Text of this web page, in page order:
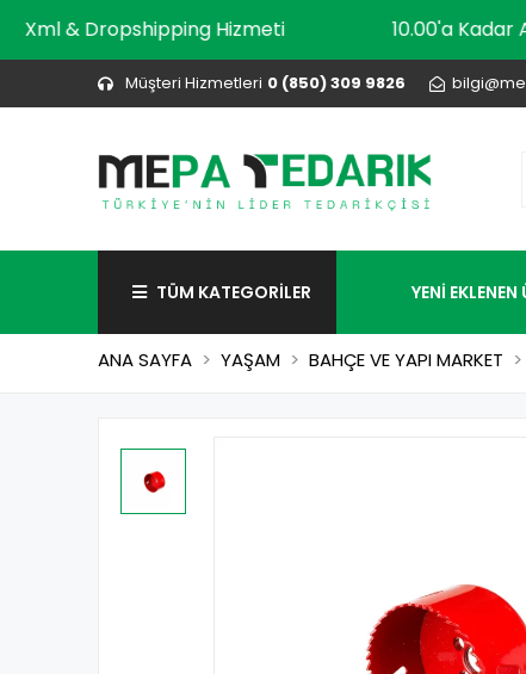
Xml & Dropshipping Hizmeti 10.00'a
Müşteri Hizmetleri 0 (850) 309 9826
TÜM KATEGORİLER YENİ EKLENEN
ANA SAYFA YAŞAM BAHÇE VE YAPI MARKET